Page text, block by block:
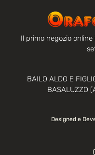
Il primo negozio
BAILO ALDO E
BASALUZZO